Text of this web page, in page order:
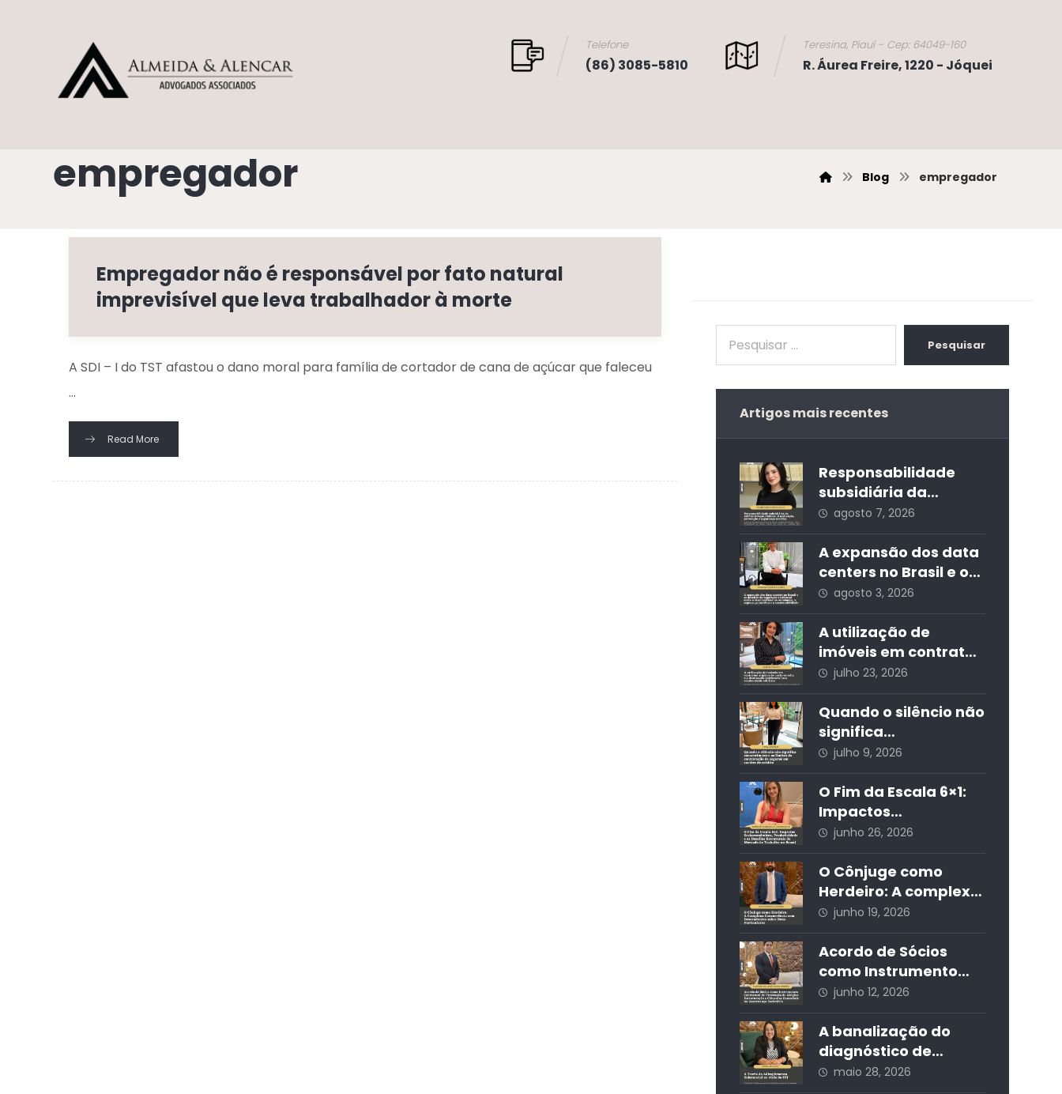
Teresina, Piauí - Cep: 64049-160
R. Áurea Freire, 1220 - Jóquei
Telefone
(86) 3085-5810
empregador Blog empregador
Empregador não é responsável por fato natural
imprevisível que leva trabalhador à morte
A SDI – I do TST afastou o dano moral para família de cortador de cana de açúcar que faleceu
...
Read More
Pesquisar
Artigos mais recentes
Responsabilidade
subsidiária da
Administração
Pública: fiscalização,
prevenção e
segurança jurídica
agosto 7, 2026
A expansão dos data
centers no Brasil e os
desafios da
regulação ambiental:
entre o
desenvolvimento
econômico, a
segurança jurídica e
a sustentabilidade
agosto 3, 2026
A utilização de
imóveis em contratos
atípicos de curta
estadia e a
destinação
residencial nos
condomínios edilícios
julho 23, 2026
Quando o silêncio não
significa
consentimento: os
limites da
contratação de
seguros em cartões
de crédito
julho 9, 2026
O Fim da Escala 6×1:
Impactos
Socioeconômicos,
Produtividade e os
Desafios Estruturais
do Mercado de
Trabalho no Brasil
junho 26, 2026
O Cônjuge como
Herdeiro: A complexa
concorrência com
descendentes sobre
bens particulares
junho 19, 2026
Acordo de Sócios
como Instrumento
Contratual de
Prevenção de Litígios:
Estruturação e
Cláusulas Essenciais
na Governança
Societária
junho 12, 2026
A banalização do
diagnóstico de
autismo nas redes
maio 28, 2026